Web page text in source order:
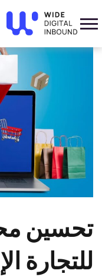
Home Blog
» تحسين
تحسين
للتجارة